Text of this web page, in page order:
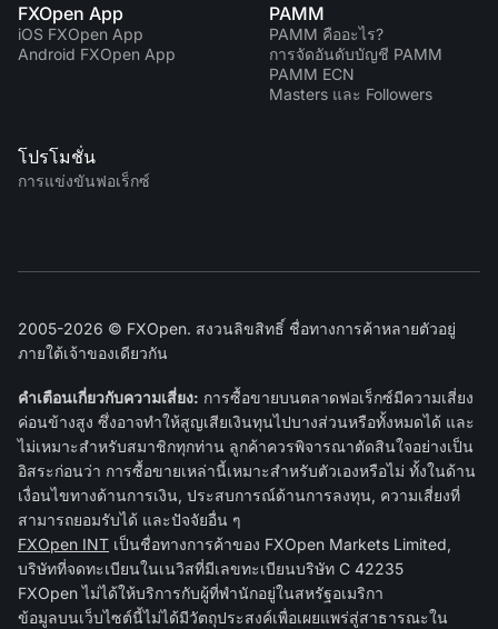
FXOpen App
iOS FXOpen App
Android FXOpen App
PAMM
PAMM คืออะไร?
การจัดอันดับบัญชี PAMM
PAMM ECN
Masters และ Followers
โปรโมชั่น
การแข่งขันฟอเร็กซ์
2005-2026 © FXOpen. สงวนลิขสิทธิ์ ชื่อทางการค้าหลายตัวอยู่
ภายใต้เจ้าของเดียวกัน
คำเตือนเกี่ยวกับความเสี่ยง: การซื้อขายบนตลาดฟอเร็กซ์มีความเสี่ยง
ค่อนข้างสูง ซึ่งอาจทำให้สูญเสียเงินทุนไปบางส่วนหรือทั้งหมดได้ และ
ไม่เหมาะสำหรับสมาชิกทุกท่าน ลูกค้าควรพิจารณาตัดสินใจอย่างเป็น
อิสระก่อนว่า การซื้อขายเหล่านี้เหมาะสำหรับตัวเองหรือไม่ ทั้งในด้าน
เงื่อนไขทางด้านการเงิน, ประสบการณ์ด้านการลงทุน, ความเสี่ยงที่
สามารถยอมรับได้ และปัจจัยอื่น ๆ
FXOpen INT เป็นชื่อทางการค้าของ FXOpen Markets Limited,
บริษัทที่จดทะเบียนในเนวิสที่มีเลขทะเบียนบริษัท C 42235
FXOpen ไม่ได้ให้บริการกับผู้ที่พำนักอยู่ในสหรัฐอเมริกา
ข้อมูลบนเว็บไซต์นี้ไม่ได้มีวัตถุประสงค์เพื่อเผยแพร่สู่สาธารณะใน